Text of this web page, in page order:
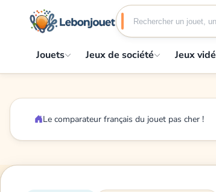
Jouets Jeux de société Jeux
Le comparateur français du jouet pas cher !